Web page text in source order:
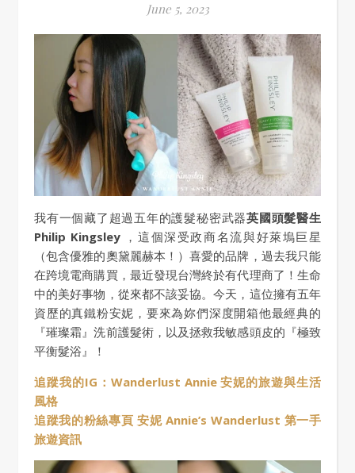
June 5, 2023
我有一個藏了超過五年的護髮秘密武器英國頭髮醫生
Philip Kingsley，這個深受政商名流與好萊塢巨星
（包含優雅的奧黛麗赫本！）喜愛的品牌，過去我只能
在跨境電商購買，最近發現台灣終於有代理商了！生命
中的美好事物，從來都不該妥協。今天，這位擁有五年
資歷的真鐵粉安妮，要來為妳們深度開箱他最經典的
『璀璨霜』洗前護髮術，以及拯救我敏感頭皮的『極致
平衡髮浴』！
追蹤我的IG：Wanderlust Annie 安妮的旅遊與生活
風格
追蹤我的粉絲專頁 安妮 Annie’s Wanderlust 第一手
旅遊資訊